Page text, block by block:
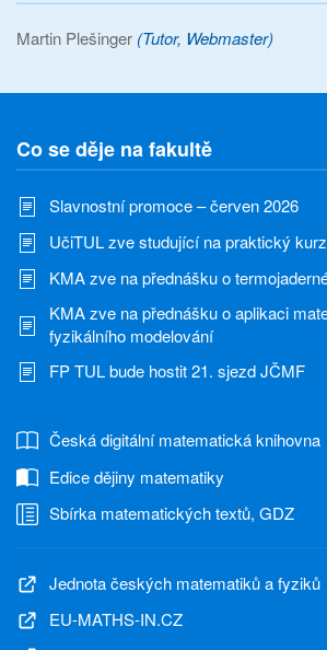
Martin Plešinger (Tutor, Webmaster)
Co se děje na fakultě
Slavnostní promoce – červen 2026
UčiTUL zve studující na praktický
KMA zve na přednášku o
KMA zve na přednášku o aplikaci
fyzikálního modelování
FP TUL bude hostit 21. sjezd JČMF
Česká digitální matematická knihovna
Edice dějiny matematiky
Sbírka matematických textů, GDZ
Jednota českých matematiků a fyziků
EU-MATHS-IN.CZ